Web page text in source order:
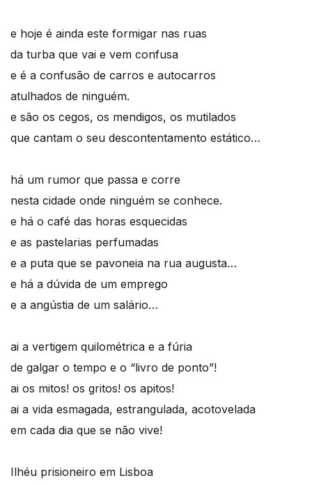
e hoje é ainda este formigar nas ruas
da turba que vai e vem confusa
e é a confusão de carros e autocarros
atulhados de ninguém.
e são os cegos, os mendigos, os mutilados
que cantam o seu descontentamento estático…
há um rumor que passa e corre
nesta cidade onde ninguém se conhece.
e há o café das horas esquecidas
e as pastelarias perfumadas
e a puta que se pavoneia na rua augusta…
e há a dúvida de um emprego
e a angústia de um salário…
ai a vertigem quilométrica e a fúria
de galgar o tempo e o “livro de ponto”!
ai os mitos! os gritos! os apitos!
ai a vida esmagada, estrangulada, acotovelada
em cada dia que se não vive!
Ilhéu prisioneiro em Lisboa